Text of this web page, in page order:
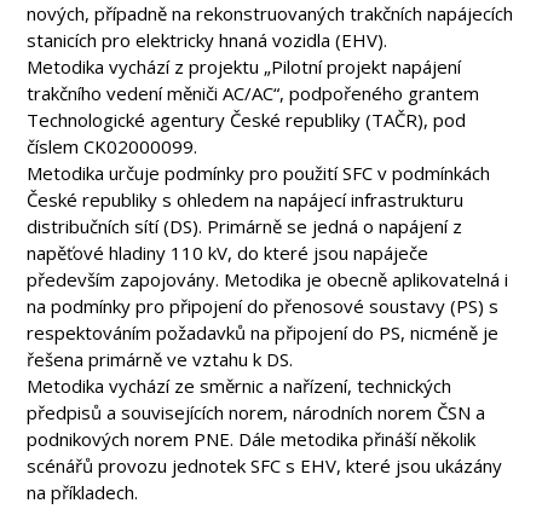
nových, případně na rekonstruovaných trakčních napájecích
stanicích pro elektricky hnaná vozidla (EHV).
Metodika vychází z projektu „Pilotní projekt napájení
trakčního vedení měniči AC/AC“, podpořeného grantem
Technologické agentury České republiky (TAČR), pod
číslem CK02000099.
Metodika určuje podmínky pro použití SFC v podmínkách
České republiky s ohledem na napájecí infrastrukturu
distribučních sítí (DS). Primárně se jedná o napájení z
napěťové hladiny 110 kV, do které jsou napáječe
především zapojovány. Metodika je obecně aplikovatelná i
na podmínky pro připojení do přenosové soustavy (PS) s
respektováním požadavků na připojení do PS, nicméně je
řešena primárně ve vztahu k DS.
Metodika vychází ze směrnic a nařízení, technických
předpisů a souvisejících norem, národních norem ČSN a
podnikových norem PNE. Dále metodika přináší několik
scénářů provozu jednotek SFC s EHV, které jsou ukázány
na příkladech.